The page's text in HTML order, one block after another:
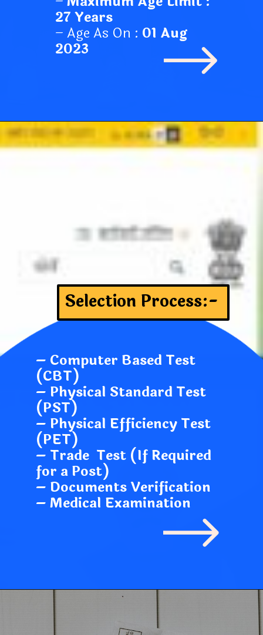
27 Years
– Age As On : 01 Aug
2023
Selection Process:-
– Computer Based Test
(CBT)
– Physical Standard Test
(PST)
– Physical Efficiency Test
(PET)
– Trade Test (If Required
for a Post)
– Documents Verification
– Medical Examination